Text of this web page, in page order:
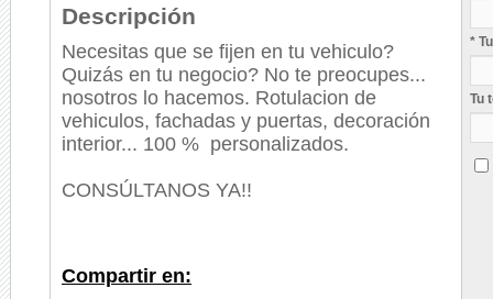
Descripción
Necesitas que se fijen en tu vehiculo?
Quizás en tu negocio? No te preocupes...
nosotros lo hacemos. Rotulacion de
vehiculos, fachadas y puertas, decoración
interior... 100 % personalizados.
CONSÚLTANOS YA!!
Compartir en:
*
Tu